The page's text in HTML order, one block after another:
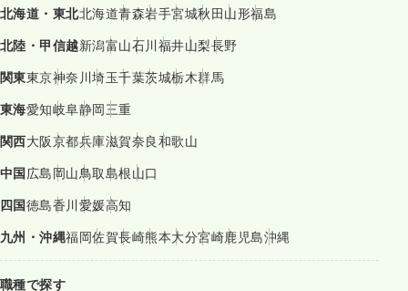
北海道・東北北海道青森岩手宮城秋田 山形福島
北陸・甲信越新潟富山石川 福井山梨長野
関東東京神奈川埼玉千葉茨城栃木群馬
東海愛知岐阜静岡三重
関西大阪京都兵庫滋賀奈良和歌山
中国 広島 岡山鳥取島根山口
四国徳島香川 愛媛高知
九州・沖縄福岡佐賀長崎熊本大分宮崎鹿児島沖縄
職種で探す